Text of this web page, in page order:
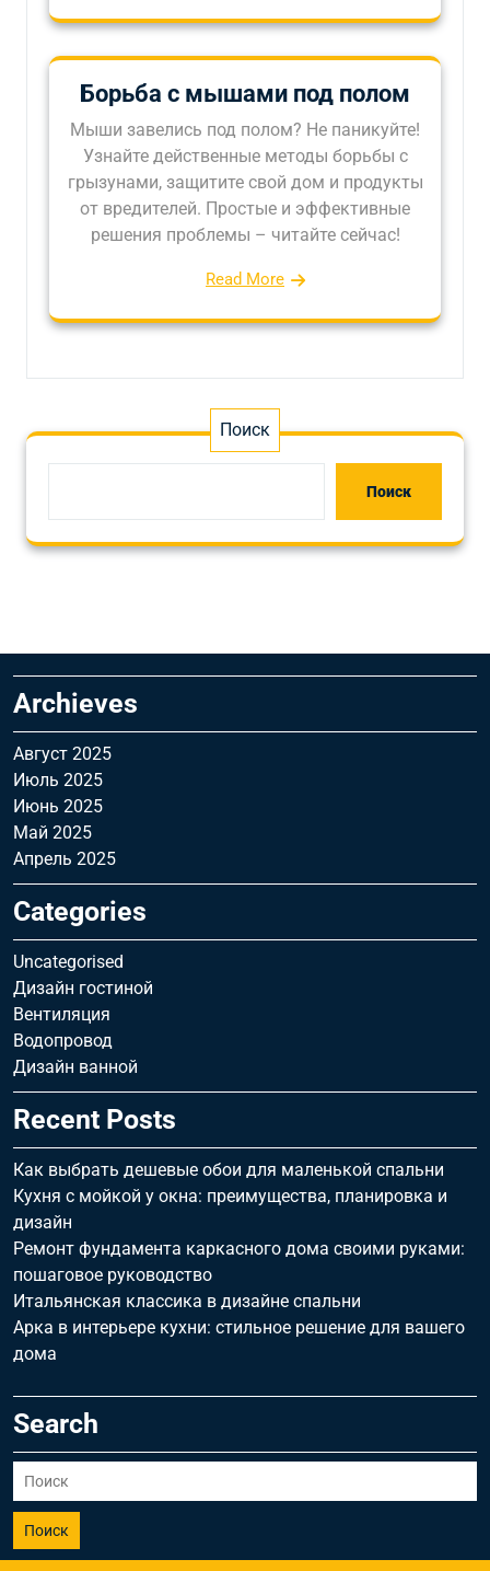
Борьба с мышами под полом
Мыши завелись под полом? Не паникуйте!
Узнайте действенные методы борьбы с
грызунами, защитите свой дом и продукты
от вредителей. Простые и эффективные
решения проблемы – читайте сейчас!
Read More
Поиск
Поиск
Archieves
Август 2025
Июль 2025
Июнь 2025
Май 2025
Апрель 2025
Categories
Uncategorised
Дизайн гостиной
Вентиляция
Водопровод
Дизайн ванной
Recent Posts
Как выбрать дешевые обои для маленькой спальни
Кухня с мойкой у окна: преимущества, планировка и
дизайн
Ремонт фундамента каркасного дома своими руками:
пошаговое руководство
Итальянская классика в дизайне спальни
Арка в интерьере кухни: стильное решение для вашего
дома
Search
Поиск